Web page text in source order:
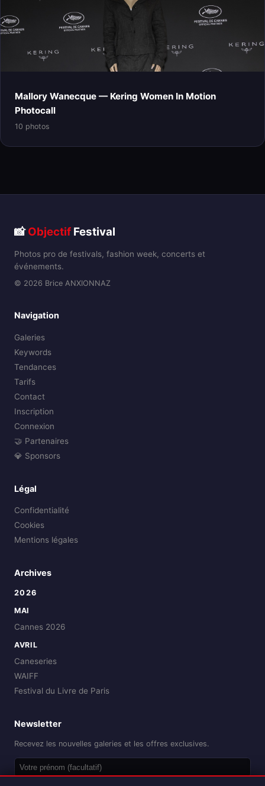
Mallory Wanecque — Kering Women In Motion
Photocall
10 photos
📸Objectif Festival
Photos pro de festivals, fashion week, concerts et
événements.
© 2026 Brice ANXIONNAZ
Navigation
Galeries
Keywords
Tendances
Tarifs
Contact
Inscription
Connexion
🤝 Partenaires
💎 Sponsors
Légal
Confidentialité
Cookies
Mentions légales
Archives
2026
MAI
Cannes 2026
AVRIL
Caneseries
WAIFF
Festival du Livre de Paris
Newsletter
Recevez les nouvelles galeries et les offres exclusives.